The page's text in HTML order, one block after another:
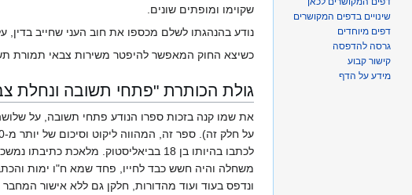
שקוימו ומופתים שונים.
נודע בהנהגתו לשלם מכספו את חוב העני שחייב
כשיצא החוק המאפשר להיפטר משירות צבאי תמורת
גולת הכותרת "פתחי תשובה ונחלת
את שמו קנה בזכות ספרו הנודע פתחי תשובה, על
על חלק זה). ספר זה, המהווה ליקוט וסיכום של יותר מ-180 ספרים (בעיקר ספרי
לכתבו בהיותו בן 18 בביאליסטוק. מלאכת כתיבתו נמשכה ארבע שנים והוא יצא לאור בשנת
משחלה והיה חשש כבד לחייו, פחד שמא ח"ו ימות
ונדפס בעוד ועוד מהדורות, חלקן גם ללא אישור
שינויים בדפים המקושרים
דפים מיוחדים
גרסה להדפסה
קישור קבוע
מידע על הדף